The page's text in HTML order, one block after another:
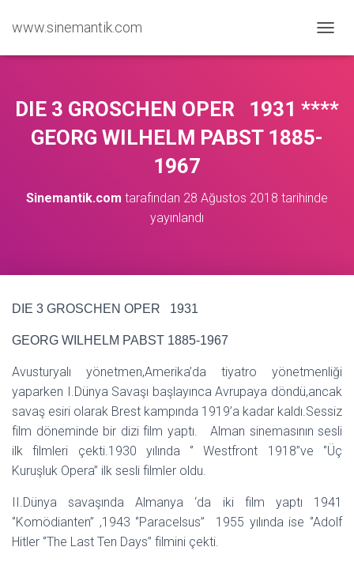
www.sinemantik.com
E
Y
P
DIE 3 GROSCHEN OPER 1931 ****
GEORG WILHELM PABST 1885-
1967
Sinemantik.com tarafından 28 Ağustos 2018 tarihinde
yayınlandı
DIE 3 GROSCHEN OPER 1931
GEORG WILHELM PABST 1885-1967
Avusturyalı yönetmen,Amerika’da tiyatro yönetmenliği
yaparken I.Dünya Savaşı başlayınca Avrupaya döndü,ancak
savaş esiri olarak Brest kampında 1919’a kadar kaldı.Sessiz
film döneminde bir dizi film yaptı. Alman sinemasının sesli
ilk filmleri çekti.1930 yılında ‘’ Westfront 1918’’ve ‘’Üç
Kuruşluk Opera’’ ilk sesli filmler oldu.
II.Dünya savaşında Almanya ‘da iki film yaptı 1941
‘’Komödianten’’ ,1943 ‘’Paracelsus’’ 1955 yılında ise ‘’Adolf
Hitler ‘’The Last Ten Days’’ filmini çekti.